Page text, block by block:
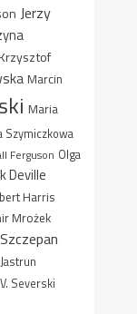
Jerzy
Marcin
Maria
Szymiczkowa
Ferguson Olga
Deville
Harris
Mrożek
Szczepan
Severski